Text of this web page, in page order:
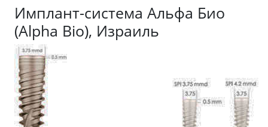
Имплант-система Альфа Био
(Alpha Bio), Израиль